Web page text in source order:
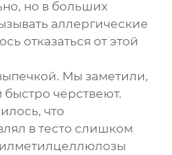
но в больших
аллергические
отказаться от этой
Мы заметили,
черствеют.
что
в тесто слишком